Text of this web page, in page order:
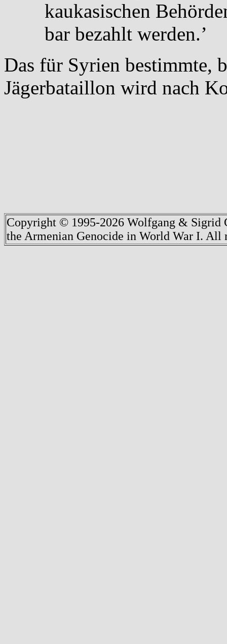
kaukasischen
bar bezahlt werden.’
Das für Syrien bestimmte,
Jägerbataillon wird nach
Copyright © 1995-2026 Wolfgang & Sigrid
the Armenian Genocide in World War I. All